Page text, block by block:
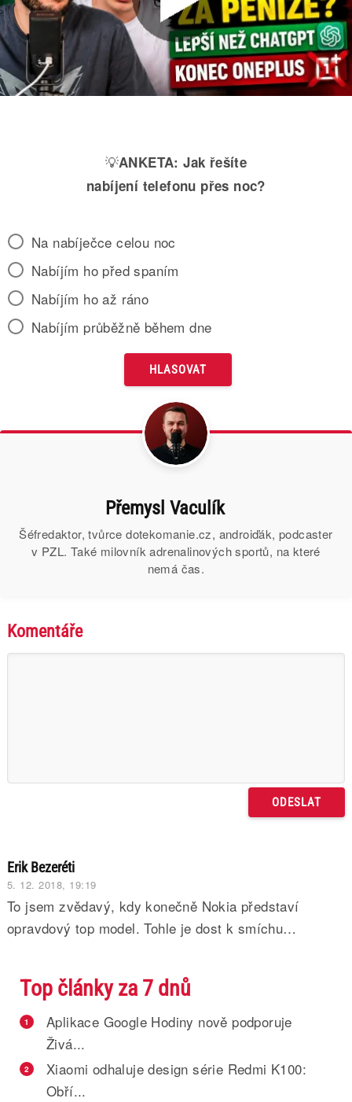
💡ANKETA: Jak řešíte
nabíjení telefonu přes noc?
Na nabíječce celou noc
Nabíjím ho před spaním
Nabíjím ho až ráno
Nabíjím průběžně během dne
Přemysl Vaculík
Šéfredaktor, tvůrce dotekomanie.cz, androiďák, podcaster
v PZL. Také milovník adrenalinových sportů, na které
nemá čas.
Komentáře
Erik Bezeréti
5. 12. 2018, 19:19
To jsem zvědavý, kdy konečně Nokia představí
opravdový top model. Tohle je dost k smíchu…
Top články za 7 dnů
1
Aplikace Google Hodiny nově podporuje
Živá...
2
Xiaomi odhaluje design série Redmi K100:
Obří...